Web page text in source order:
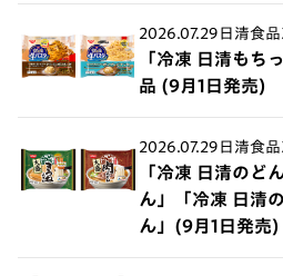
2026.07.29 日清食
「冷凍 日清もち
品 (9月1日発売)
2026.07.29 日清食
「冷凍 日清のど
ん」「冷凍 日清
ん」(9月1日発売)